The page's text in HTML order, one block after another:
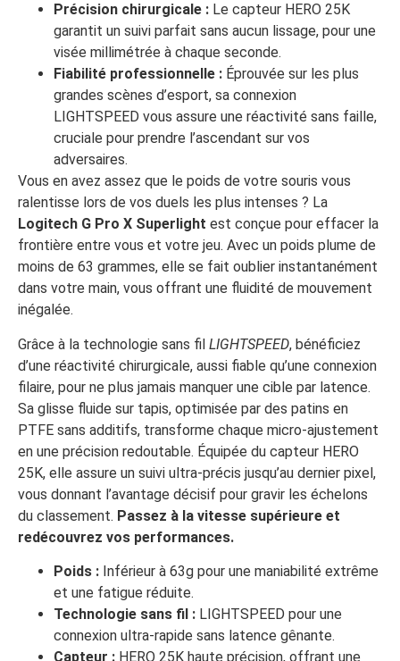
Précision chirurgicale : Le capteur HERO 25K
garantit un suivi parfait sans aucun lissage, pour une
visée millimétrée à chaque seconde.
Fiabilité professionnelle : Éprouvée sur les plus
grandes scènes d’esport, sa connexion
LIGHTSPEED vous assure une réactivité sans faille,
cruciale pour prendre l’ascendant sur vos
adversaires.
Vous en avez assez que le poids de votre souris vous
ralentisse lors de vos duels les plus intenses ? La
Logitech G Pro X Superlight est conçue pour effacer la
frontière entre vous et votre jeu. Avec un poids plume de
moins de 63 grammes, elle se fait oublier instantanément
dans votre main, vous offrant une fluidité de mouvement
inégalée.
Grâce à la technologie sans fil LIGHTSPEED, bénéficiez
d’une réactivité chirurgicale, aussi fiable qu’une connexion
filaire, pour ne plus jamais manquer une cible par latence.
Sa glisse fluide sur tapis, optimisée par des patins en
PTFE sans additifs, transforme chaque micro-ajustement
en une précision redoutable. Équipée du capteur HERO
25K, elle assure un suivi ultra-précis jusqu’au dernier pixel,
vous donnant l’avantage décisif pour gravir les échelons
du classement. Passez à la vitesse supérieure et
redécouvrez vos performances.
Poids : Inférieur à 63g pour une maniabilité extrême
et une fatigue réduite.
Technologie sans fil : LIGHTSPEED pour une
connexion ultra-rapide sans latence gênante.
Capteur : HERO 25K haute précision, offrant une